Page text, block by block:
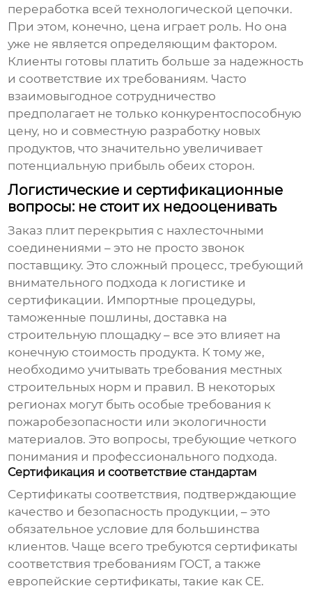
переработка всей технологической цепочки.
При этом, конечно, цена играет роль. Но она
уже не является определяющим фактором.
Клиенты готовы платить больше за надежность
и соответствие их требованиям. Часто
взаимовыгодное сотрудничество
предполагает не только конкурентоспособную
цену, но и совместную разработку новых
продуктов, что значительно увеличивает
потенциальную прибыль обеих сторон.
Логистические и сертификационные
вопросы: не стоит их недооценивать
Заказ плит перекрытия с нахлесточными
соединениями – это не просто звонок
поставщику. Это сложный процесс, требующий
внимательного подхода к логистике и
сертификации. Импортные процедуры,
таможенные пошлины, доставка на
строительную площадку – все это влияет на
конечную стоимость продукта. К тому же,
необходимо учитывать требования местных
строительных норм и правил. В некоторых
регионах могут быть особые требования к
пожаробезопасности или экологичности
материалов. Это вопросы, требующие четкого
понимания и профессионального подхода.
Сертификация и соответствие стандартам
Сертификаты соответствия, подтверждающие
качество и безопасность продукции, – это
обязательное условие для большинства
клиентов. Чаще всего требуются сертификаты
соответствия требованиям ГОСТ, а также
европейские сертификаты, такие как CE.